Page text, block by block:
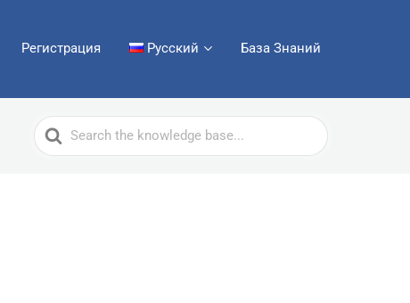
Регистрация Русский База Знаний
Search
For